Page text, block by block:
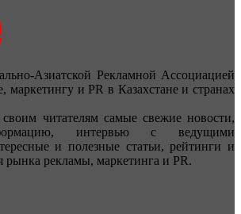
Азиатской Рекламной Ассоциацией
маркетингу и PR в Казахстане и странах
читателям самые свежие новости,
интервью с ведущими
и полезные статьи, рейтинги и
рынка рекламы, маркетинга и PR.